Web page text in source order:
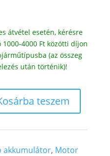
átvétel esetén, kérésre
4000 Ft közötti díjon
(az összeg
után történik)!
teszem
akkumulátor, Motor